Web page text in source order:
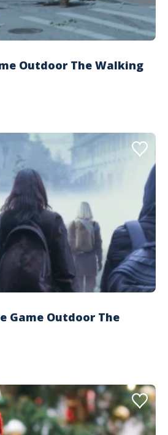
Outdoor The Walking
Game Outdoor The